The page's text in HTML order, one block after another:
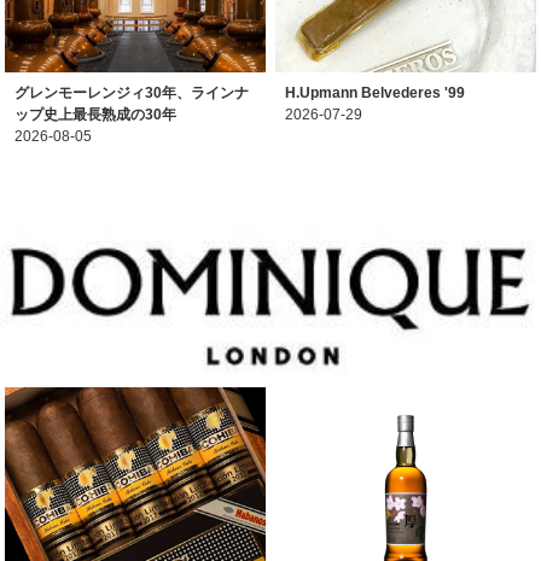
グレンモーレンジィ30年、ラインナ
ップ史上最長熟成の30年
2026-08-05
H.Upmann Belvederes '99
2026-07-29